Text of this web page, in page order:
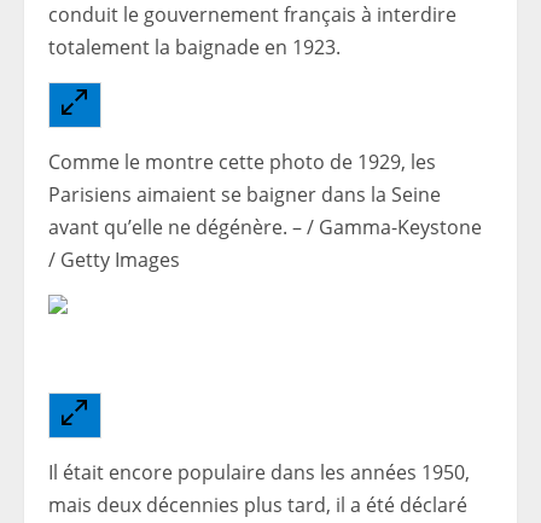
conduit le gouvernement français à interdire
totalement la baignade en 1923.
Comme le montre cette photo de 1929, les
Parisiens aimaient se baigner dans la Seine
avant qu’elle ne dégénère. – / Gamma-Keystone
/ Getty Images
Il était encore populaire dans les années 1950,
mais deux décennies plus tard, il a été déclaré